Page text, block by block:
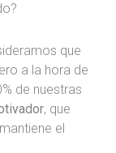
que
a la hora de
de nuestras
, que
el